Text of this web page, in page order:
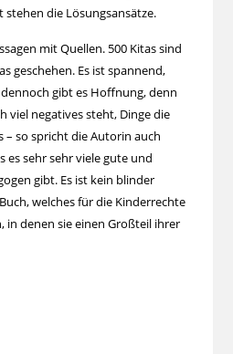
die Lösungsansätze.
mit Quellen. 500 Kitas sind
geschehen. Es ist spannend,
gibt es Hoffnung, denn
viel negatives steht, Dinge die
– so spricht die Autorin auch
es sehr sehr viele gute und
gibt. Es ist kein blinder
welches für die Kinderrechte
in denen sie einen Großteil ihrer